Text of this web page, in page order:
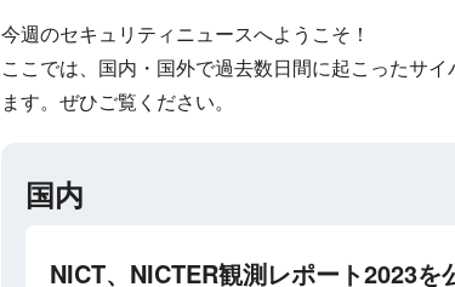
今週のセキュリティニュースへようこそ！
ここでは、国内・国外で過去数日間に起こったサ
ます。ぜひご覧ください。
国内
NICT、NICTER観測レポート2023を